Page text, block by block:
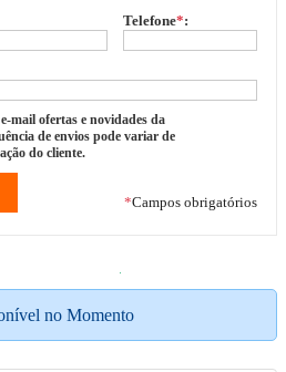
Telefone*:
mail ofertas e novidades da
de envios pode variar de
do cliente.
*Campos obrigatórios
no Momento